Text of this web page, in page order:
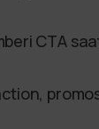
CTA